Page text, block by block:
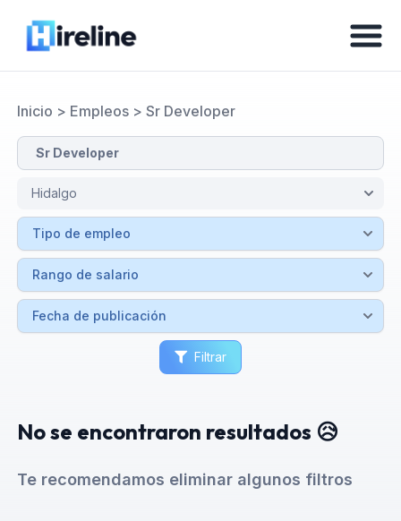
Inicio > Empleos> Sr Developer
Filtrar
No se encontraron resultados 😥
Te recomendamos eliminar algunos filtros